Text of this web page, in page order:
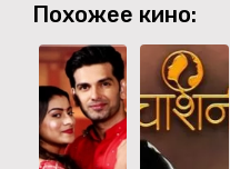
Похожее кино: